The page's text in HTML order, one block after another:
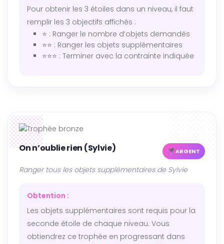
Pour obtenir les 3 étoiles dans un niveau, il faut
remplir les 3 objectifs affichés :
⭐ : Ranger le nombre d’objets demandés
⭐⭐ : Ranger les objets supplémentaires
⭐⭐⭐ : Terminer avec la contrainte indiquée
On n’oublie rien (Sylvie) ARGENT
Ranger tous les objets supplémentaires de Sylvie
Obtention :
Les objets supplémentaires sont requis pour la
seconde étoile de chaque niveau. Vous
obtiendrez ce trophée en progressant dans